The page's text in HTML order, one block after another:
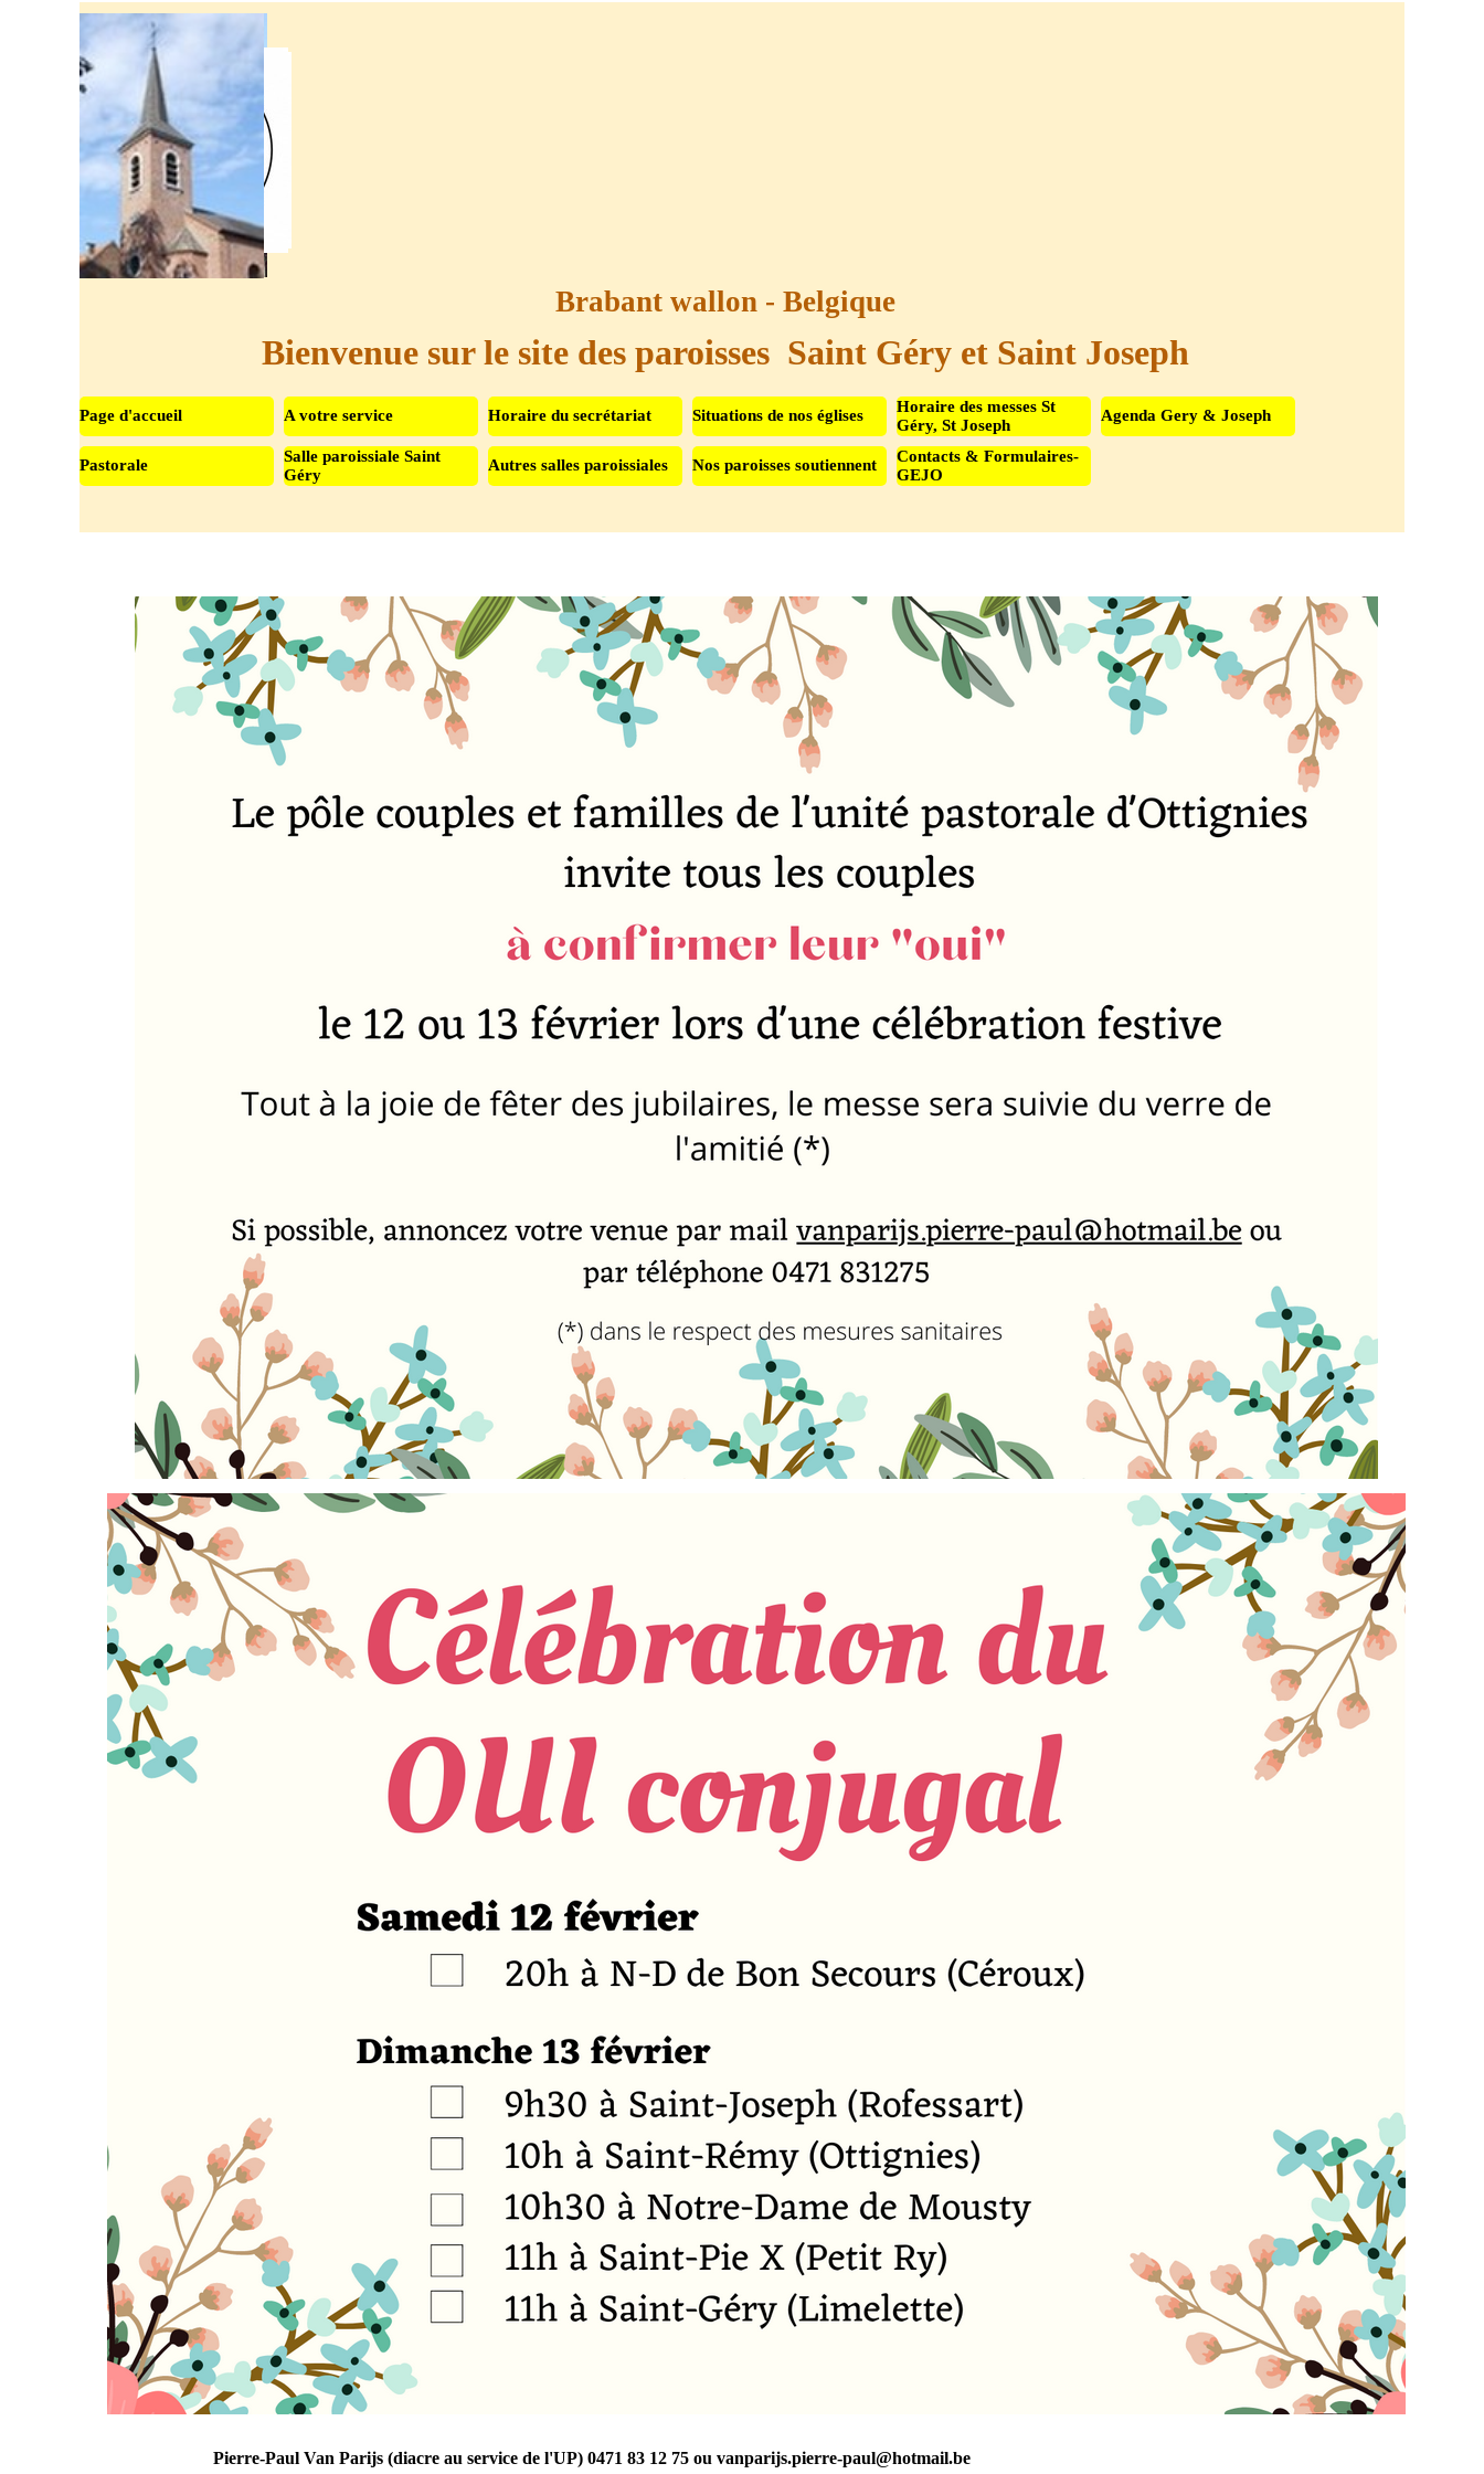
Aller au contenu
Brabant wallon - Belgique
Bienvenue sur le site des paroisses  Saint Géry et Saint Joseph
Sauter le menu
Page d'accueil A votre service Horaire du secrétariat Situations de nos églises
Horaire des messes St
Géry, St Joseph
Agenda Gery & Joseph
Pastorale ▼
Salle paroissiale Saint
Géry
Autres salles paroissiales Nos paroisses soutiennent ▼
Contacts & Formulaires-
GEJO
Pierre-Paul Van Parijs (diacre au service de l'UP) 0471 83 12 75 ou vanparijs.pierre-paul@hotmail.be